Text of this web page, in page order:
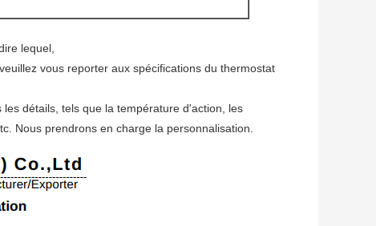
lequel,
vous reporter aux spécifications du thermostat
détails, tels que la température d'action, les
Nous prendrons en charge la personnalisation.